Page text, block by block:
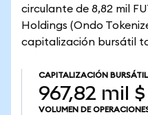
circulante de 8,82 mil
Holdings (Ondo
capitalización bursátil
CAPITALIZACIÓN BURSÁTIL
967,82 mil $
VOLUMEN DE